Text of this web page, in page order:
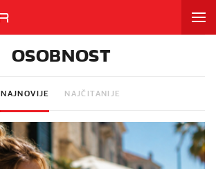
OSOBNOST
NAJNOVIJE NAJČITANIJE